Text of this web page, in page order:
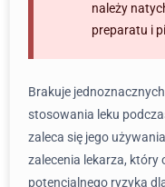
należy
preparatu i
Brakuje
stosowania leku
zaleca się jego
zalecenia lekarza, który
potencjalnego ryzyka